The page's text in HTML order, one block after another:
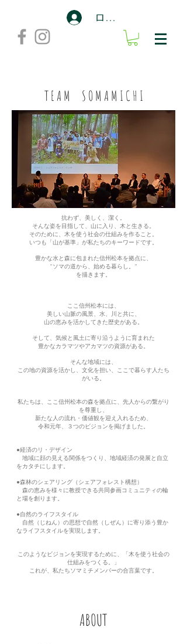
ログイン
T E A M S O M A M I C H I
抗わず、美しく、潔く。
そんな姿を目指して、山に入り、木と生きる。
そのために、木を使う社会の仕組みを作ること。
いつも「山が基準」が私たちのキーワードです。
豊かな水と森に包まれた信州松本を拠点に、
”ソマの道から、始める暮らし。”
を描きます。
ここ信州松本には、
美しい山脈の風景、水、川と共に、
山の恵みを活かしてきた歴史がある。
そして、気候と風土に寄り沿うように育まれた
豊かなカラマツやアカマツの資源がある。
そんな地域には、
この地の資源を活かし、文化を担い、ここで暮らす人たち
がいる。
私たちは、ここ信州松本の森を拠点に、先人からの繋がり
を尊重し、
新たな人の流れ・価値観を迎え入れるため、
令和元年、３つのビジョンを掲げました。
●経済のリ・デザイン
地域に顔の見える関係をつくり、地域経済の発展と自立
をカタチにします。
●森林のシェアリング（シェアフォレスト構想）
森の恵みを様々に教授できる共同参画コミュニティの輪
と場を創ります。
●自然のライフスタイル
自然（じねん）の思想で自然（しぜん）に寄り添う豊か
なライフスタイルを実現します。
このようなビジョンを実現するために、「木を使う社会の
仕組みをつくる。」
これが、私たちソマミチメンバーの合言葉です。
ABOUT